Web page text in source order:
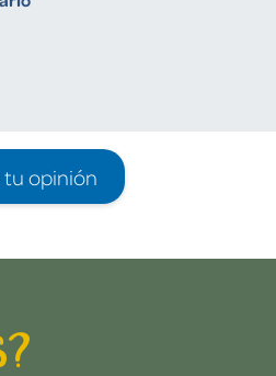
tu opinión